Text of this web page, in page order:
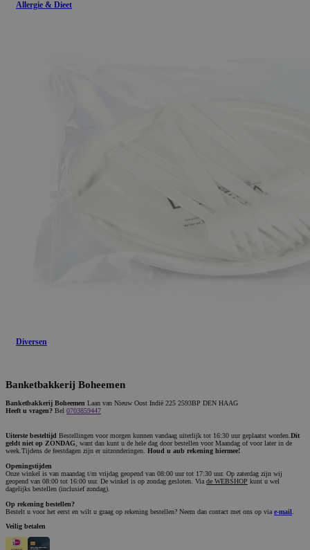
Allergie & Dieet
Diversen
Banketbakkerij Boheemen
Banketbakkerij Boheemen Laan van Nieuw Oost Indië 225 2593BP DEN HAAG
Heeft u vragen? Bel 0703859447
Uiterste besteltijd Bestellingen voor morgen kunnen vandaag uiterlijk tot 16:30 uur geplaatst worden.Dit
geldt niet op ZONDAG, want dan kunt u de hele dag door bestellen voor Maandag of voor later in de
week.Tijdens de feestdagen zijn er uitzonderingen. Houd u aub rekening hiermee!
Openingstijden
Onze winkel is van maandag t/m vrijdag geopend van 08:00 uur tot 17:30 uur. Op zaterdag zijn wij
geopend van 08:00 tot 16:00 uur. De winkel is op zondag gesloten. Via de WEBSHOP kunt u wel
dagelijks bestellen (inclusief zondag).
Op rekening bestellen?
Bestelt u voor het eerst en wilt u graag op rekening bestellen? Neem dan contact met ons op via e-mail.
Veilig betalen